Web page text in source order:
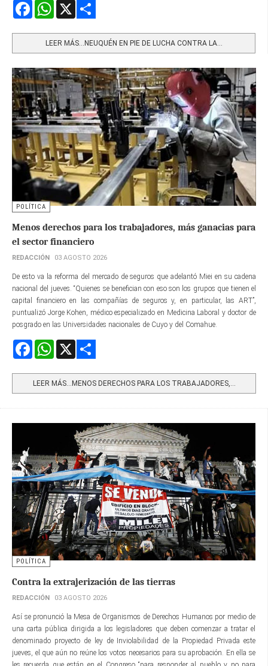
FacebookWhatsApp
LEER MÁS…NEUQUÉN EN PIE DE LUCHA CONTRA LA...
POLÍTICA
Menos derechos para los trabajadores, más ganacias para
el sector financiero
REDACCIÓN 03 AGOSTO 2026
De esto va la reforma del mercado de seguros que adelantó Miei en su cadena
nacional del jueves. “Quienes se benefician con eso son los grupos que tienen el
capital financiero en las compañías de seguros y, en particular, las ART”,
puntualizó Jorge Kohen, médico especializado en Medicina Laboral y doctor de
posgrado en las Universidades nacionales de Cuyo y del Comahue.
FacebookWhatsApp
LEER MÁS…MENOS DERECHOS PARA LOS TRABAJADORES,...
POLÍTICA
Contra la extrajerización de las tierras
REDACCIÓN 03 AGOSTO 2026
Así se pronunció la Mesa de Organismos de Derechos Humanos por medio de
una carta pública dirigida a los legisladores que deben comenzar a tratar el
denominado proyecto de ley de Inviolabilidad de la Propiedad Privada este
jueves, el que aún no reúne los votos necesarios para su aprobación. En ella se